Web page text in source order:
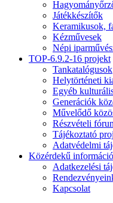
Játékkészítők
Keramikusok,
Kézművesek
Népi
TOP-6.9.2-16 projekt
Tankatalógusok
Helytörténeti
Egyéb
Generációk
Művelődő
Részvételi
Tájékoztató
Adatvédelmi
Közérdekű
Adatkezelési
Kapcsolat